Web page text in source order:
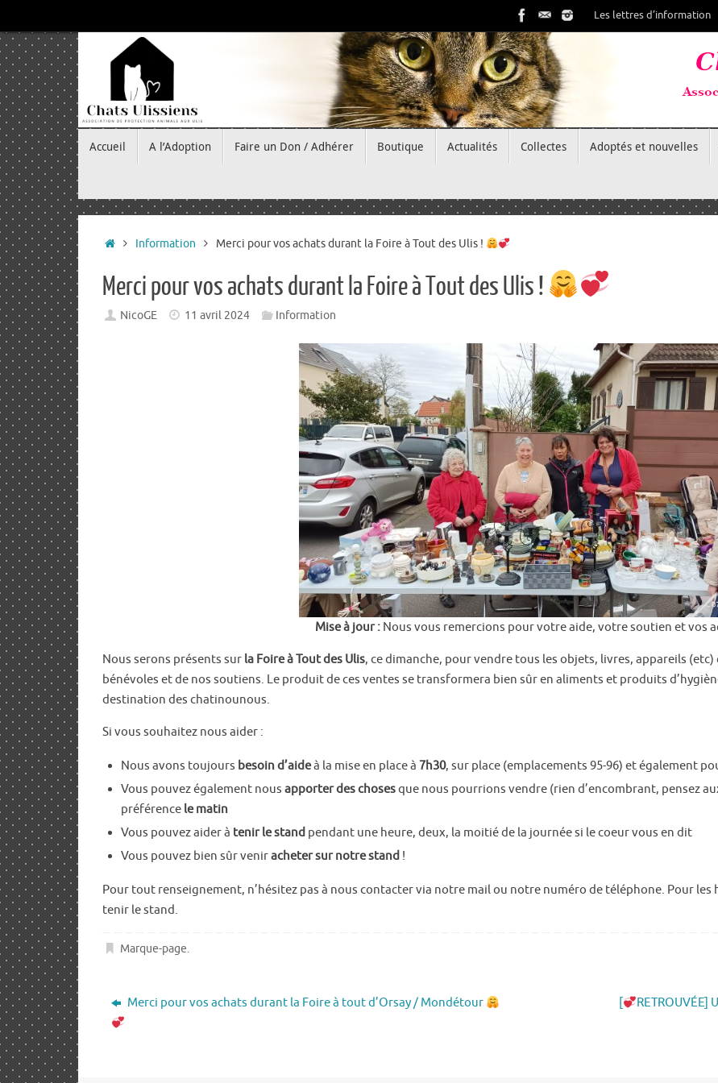
au
contenu
Les lettres d’information
au
contenu
Accueil A l’Adoption Faire un Don / Adhérer Boutique Actualités Collectes Adoptés et nouvelles
Accueil
Information Merci pour vos achats durant la Foire à Tout des Ulis !
Merci pour vos achats durant la Foire à Tout des Ulis !
NicoGE 11 avril 2024 Information
Mise à jour :Nous vous remercions pour votre aide, votre soutien et vos
Nous serons présents sur la Foire à Tout des Ulis, ce dimanche, pour vendre tous les objets, livres, appareils
bénévoles et de nos soutiens. Le produit de ces ventes se transformera bien sûr en aliments et produits
destination des chatinounous.
Si vous souhaitez nous aider :
Nous avons toujours besoin d’aideà la mise en place à 7h30, sur place (emplacements 95-96) et également
Vous pouvez également nous apporter des chosesque nous pourrions vendre (rien d’encombrant, pensez
préférence le matin
Vous pouvez aider à tenir le standpendant une heure, deux, la moitié de la journée si le coeur vous en dit
Vous pouvez bien sûr veniracheter sur notre stand!
Pour tout renseignement, n’hésitez pas à nous contacter via notre mail ou notre numéro de téléphone. Pour
tenir le stand.
Marque-page.
Merci pour vos achats durant la Foire à tout d’Orsay / Mondétour [ RETROUVÉE]